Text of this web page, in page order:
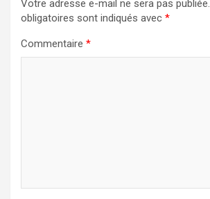
Votre adresse e-mail ne sera pas publiée.
obligatoires sont indiqués avec *
Commentaire *